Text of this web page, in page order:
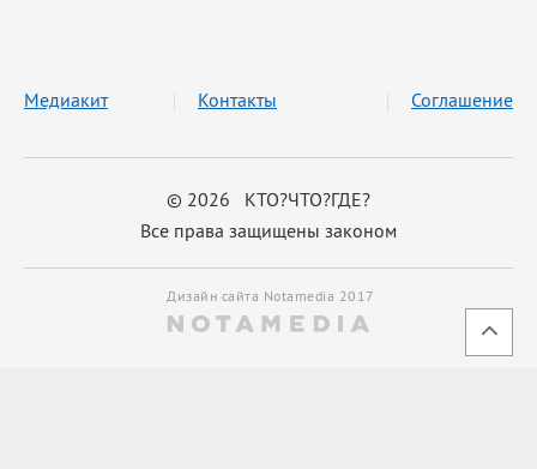
© 2026 КТО?ЧТО?ГДЕ?
Все права защищены законом
Медиакит Контакты Соглашение
Дизайн сайта Notamedia 2017